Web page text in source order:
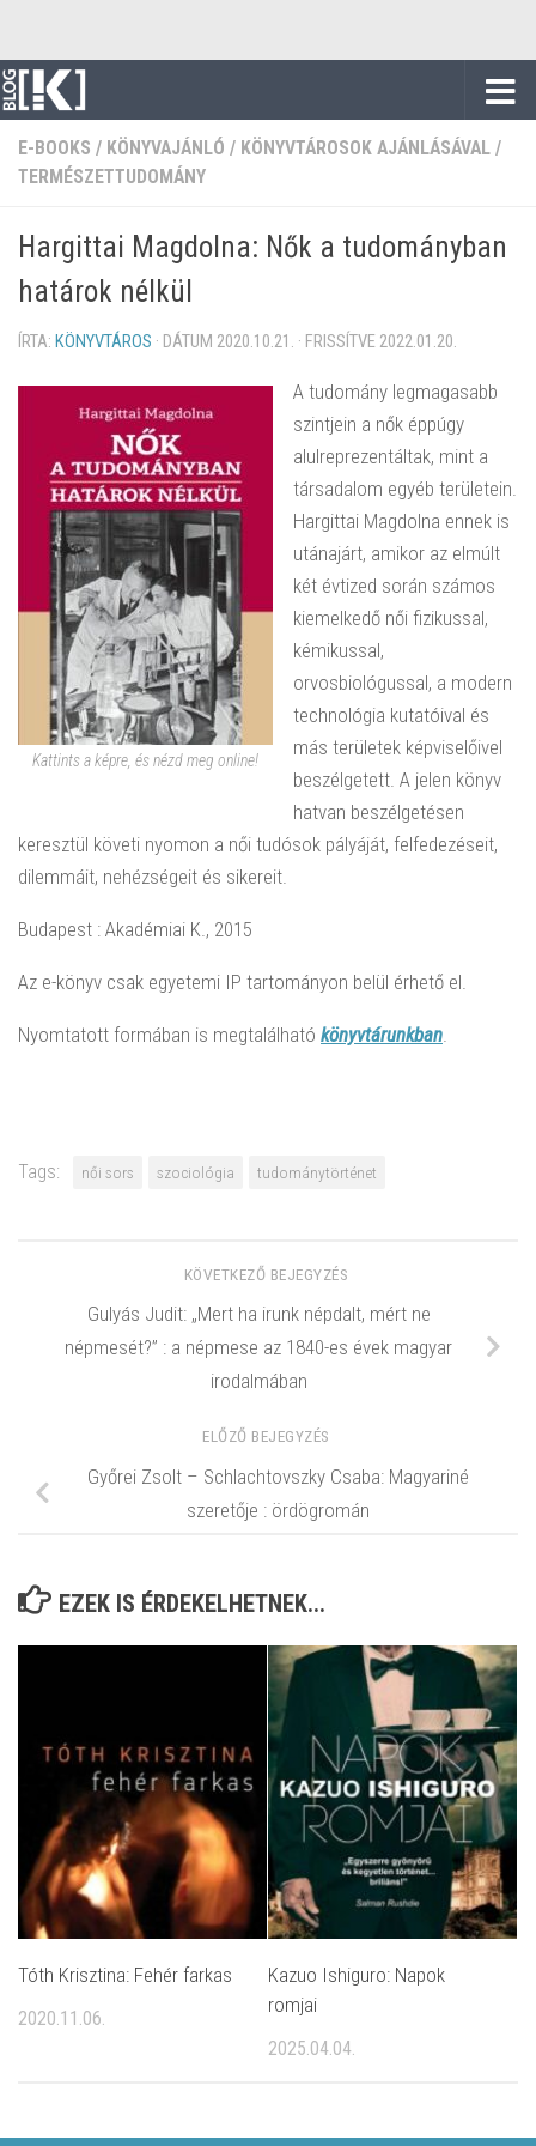
E-BOOKS / KÖNYVAJÁNLÓ / KÖNYVTÁROSOK AJÁNLÁSÁVAL /
TERMÉSZETTUDOMÁNY
Hargittai Magdolna: Nők a tudományban
határok nélkül
ÍRTA: KÖNYVTÁROS · DÁTUM 2020.10.21. · FRISSÍTVE 2022.01.20.
Kattints a képre, és nézd meg online!
A tudomány legmagasabb
szintjein a nők éppúgy
alulreprezentáltak, mint a
társadalom egyéb területein.
Hargittai Magdolna ennek is
utánajárt, amikor az elmúlt
két évtized során számos
kiemelkedő női fizikussal,
kémikussal,
orvosbiológussal, a modern
technológia kutatóival és
más területek képviselőivel
beszélgetett. A jelen könyv
hatvan beszélgetésen
keresztül követi nyomon a női tudósok pályáját, felfedezéseit,
dilemmáit, nehézségeit és sikereit.
Budapest : Akadémiai K., 2015
Az e-könyv csak egyetemi IP tartományon belül érhető el.
Nyomtatott formában is megtalálható könyvtárunkban
Tags: női sors szociológia tudománytörténet
KÖVETKEZŐ BEJEGYZÉS
Gulyás Judit: „Mert ha irunk népdalt, mért ne
népmesét?” : a népmese az 1840-es évek magyar
irodalmában
ELŐZŐ BEJEGYZÉS
Győrei Zsolt – Schlachtovszky Csaba: Magyariné
szeretője : ördögromán
EZEK IS ÉRDEKELHETNEK...
Tóth Krisztina: Fehér farkas
2020.11.06.
Kazuo Ishiguro: Napok
romjai
2025.04.04.